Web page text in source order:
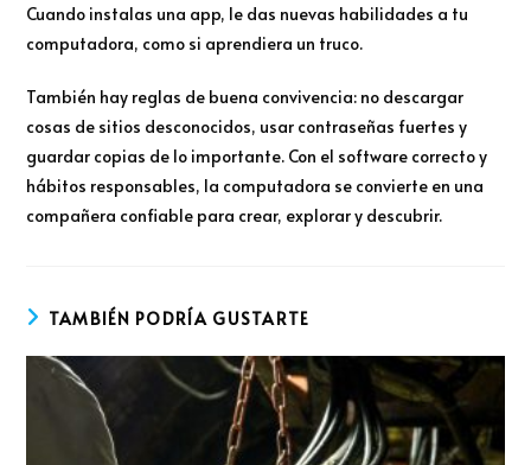
Cuando instalas una app, le das nuevas habilidades a tu
computadora, como si aprendiera un truco.
También hay reglas de buena convivencia: no descargar
cosas de sitios desconocidos, usar contraseñas fuertes y
guardar copias de lo importante. Con el software correcto y
hábitos responsables, la computadora se convierte en una
compañera confiable para crear, explorar y descubrir.
TAMBIÉN PODRÍA GUSTARTE